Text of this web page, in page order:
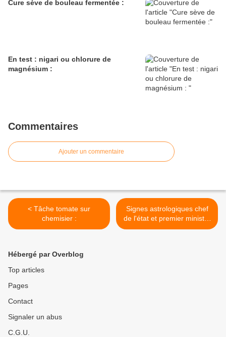
Cure sève de bouleau fermentée :
En test : nigari ou chlorure de
magnésium :
Commentaires
Ajouter un commentaire
< Tâche tomate sur
chemisier :
Signes astrologiques chef
de l'état et premier ministre
: pour permettre une
Hébergé par Overblog
Top articles
Pages
Contact
Signaler un abus
C.G.U.